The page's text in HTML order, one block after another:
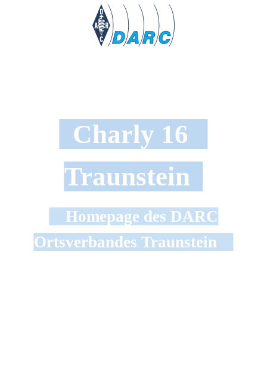
Charly 16
Traunstein
Homepage des DARC
Ortsverbandes Traunstein